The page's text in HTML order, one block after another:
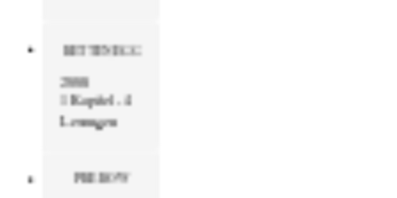
RETTENEGG
2008
1 Kapitel - 4
Lesungen
PREROW